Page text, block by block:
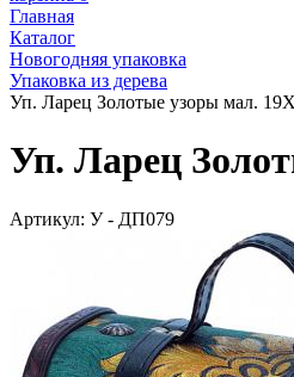
Главная
Каталог
Новогодняя упаковка
Упаковка из дерева
Уп. Ларец Золотые узоры мал.
Уп. Ларец
Артикул: У - ДП079